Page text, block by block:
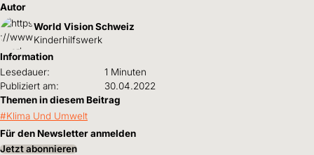
Autor
World Vision Schweiz
Kinderhilfswerk
Information
Lesedauer:
1 Minuten
Publiziert am:
30.04.2022
Themen in diesem Beitrag
Klima Und Umwelt
Für den Newsletter anmelden
Jetzt abonnieren